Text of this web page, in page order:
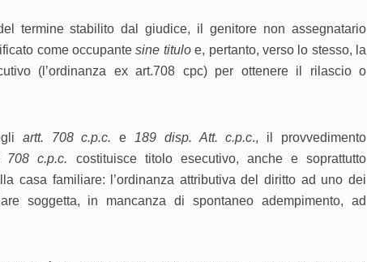
termine stabilito dal giudice, il genitore non assegnatario
come occupantesine tituloe, pertanto, verso lo stesso, la
(l’ordinanza ex art.708 cpc) per ottenere il rilascio o
artt. 708 c.p.c. e189 disp. Att. c.p.c., il provvedimento
708 c.p.c. costituisce titolo esecutivo, anche e soprattutto
casa familiare: l’ordinanza attributiva del diritto ad uno dei
soggetta, in mancanza di spontaneo adempimento, ad